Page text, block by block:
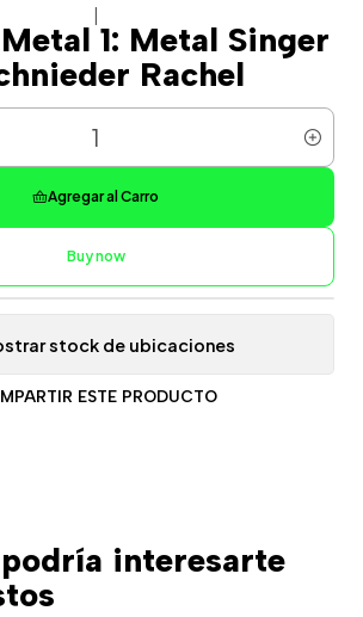
1: Metal Singer
Rachel
Agregar al Carro
Buy now
stock de ubicaciones
ESTE PRODUCTO
interesarte